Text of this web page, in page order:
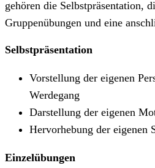
gehören die Selbstpräsentation,
Gruppenübungen und eine
Selbstpräsentation
Vorstellung der eigenen
Werdegang
Darstellung der eigenen
Hervorhebung der eigenen
Einzelübungen